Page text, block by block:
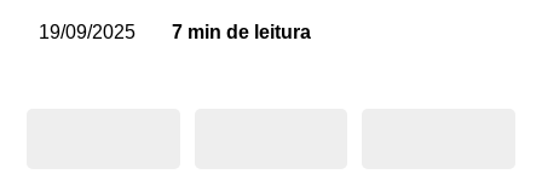
19/09/2025 7 min de leitura